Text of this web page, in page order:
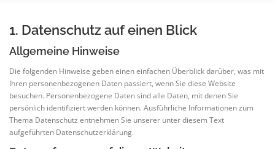
1. Datenschutz auf einen Blick
Allgemeine Hinweise
Die folgenden Hinweise geben einen einfachen Überblick darüber, was mit
Ihren personenbezogenen Daten passiert, wenn Sie diese Website
besuchen. Personenbezogene Daten sind alle Daten, mit denen Sie
persönlich identifiziert werden können. Ausführliche Informationen zum
Thema Datenschutz entnehmen Sie unserer unter diesem Text
aufgeführten Datenschutzerklärung.